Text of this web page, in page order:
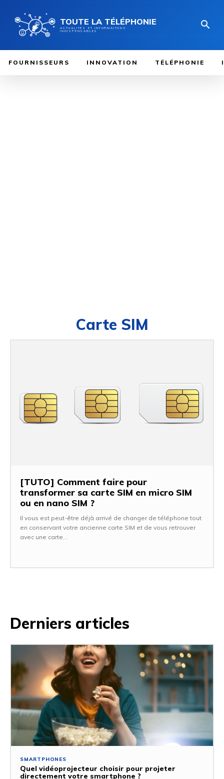
TOUTE LA TÉLÉPHONIE
ACTUALITÉS ET INFORMAITONS
INDISPENSABLES
FOURNISSEURS INNOVATION TÉLÉPHONIE
Carte SIM
[TUTO] Comment faire pour
transformer sa carte SIM en micro SIM
ou en nano SIM ?
Il vous est peut-être déjà arrivé de changer de téléphone tout
en conservant votre ancienne carte SIM et de vous retrouver
avec une carte...
Derniers articles
SMARTPHONES
Quel vidéoprojecteur choisir pour projeter
directement votre smartphone ?